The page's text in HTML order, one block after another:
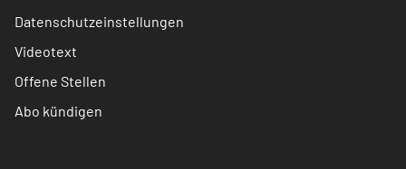
Datenschutzeinstellungen
Videotext
Offene Stellen
Abo kündigen